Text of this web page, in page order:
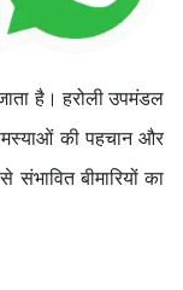
है। हरोली उपमंडल
की पहचान और
बीमारियों का